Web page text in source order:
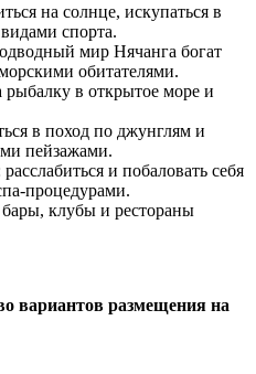
на солнце, искупаться в
спорта.
мир Нячанга богат
обитателями.
рыбалку в открытое море и
в поход по джунглям и
пейзажами.
и побаловать себя
процедурами.
клубы и рестораны
вариантов размещения на